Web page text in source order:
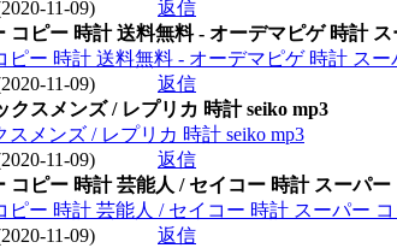
11-09)
返信
コピー 時計 送料無料 - オーデマピゲ 時計
ピー 時計 送料無料 - オーデマピゲ 時計 ス
11-09)
返信
クスメンズ / レプリカ 時計 seiko mp3
メンズ / レプリカ 時計 seiko mp3
11-09)
返信
コピー 時計 芸能人 / セイコー 時計 スーパー
ピー 時計 芸能人 / セイコー 時計 スーパー コ
11-09)
返信